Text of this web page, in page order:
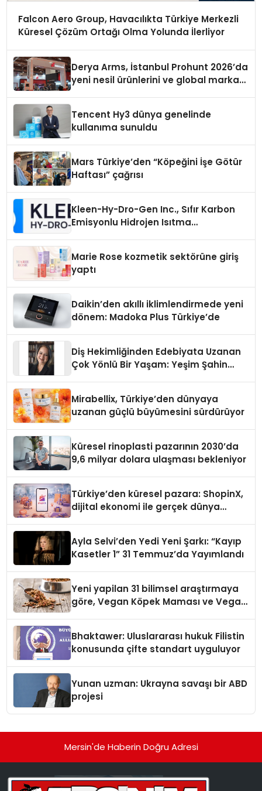
Falcon Aero Group, Havacılıkta Türkiye Merkezli
Küresel Çözüm Ortağı Olma Yolunda İlerliyor
Derya Arms, İstanbul Prohunt 2026’da
yeni nesil ürünlerini ve global marka
Tencent Hy3 dünya genelinde
kullanıma sunuldu
Mars Türkiye’den “Köpeğini İşe Götür
Haftası” çağrısı
Kleen-Hy-Dro-Gen Inc., Sıfır Karbon
Emisyonlu Hidrojen Isıtma
Marie Rose kozmetik sektörüne giriş
yaptı
Daikin’den akıllı iklimlendirmede yeni
dönem: Madoka Plus Türkiye’de
Diş Hekimliğinden Edebiyata Uzanan
Çok Yönlü Bir Yaşam: Yeşim Şahin
Mirabellix, Türkiye’den dünyaya
uzanan güçlü büyümesini sürdürüyor
Küresel rinoplasti pazarının 2030’da
9,6 milyar dolara ulaşması bekleniyor
Türkiye’den küresel pazara: ShopinX,
dijital ekonomi ile gerçek dünya
Ayla Selvi’den Yedi Yeni Şarkı: “Kayıp
Kasetler 1” 31 Temmuz’da Yayımlandı
Yeni yapilan 31 bilimsel araştırmaya
göre, Vegan Köpek Maması ve Vegan
Bhaktawer: Uluslararası hukuk Filistin
konusunda çifte standart uyguluyor
Yunan uzman: Ukrayna savaşı bir ABD
projesi
Mersin'de Haberin Doğru Adresi